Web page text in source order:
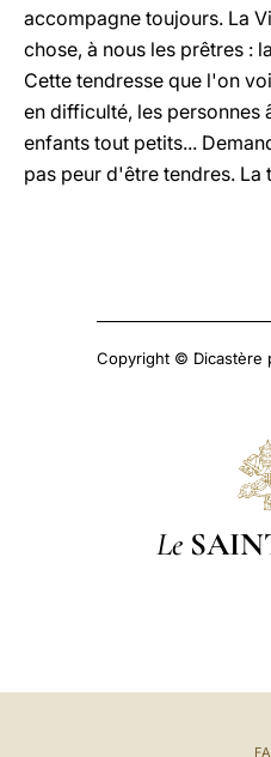
accompagne toujours. La
chose, à nous les prêtres :
Cette tendresse que l'on
en difficulté, les personnes
enfants tout petits...
pas peur d'être tendres. La
Copyright © Dicastère
Le